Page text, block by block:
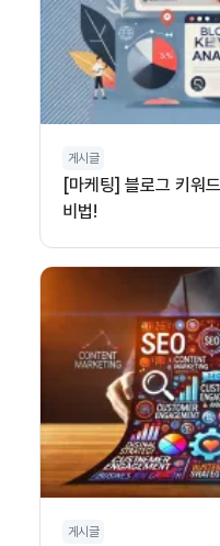
게시글
[마케팅] 블로그 키워
비법!
게시글